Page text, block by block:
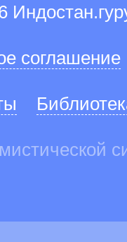
соглашение